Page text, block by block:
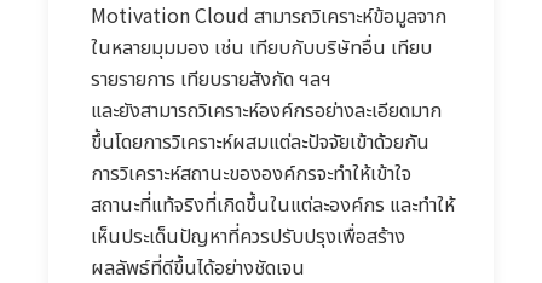
Motivation Cloud สามารถวิเคราะห์ข้อมูลจาก
ในหลายมุมมอง เช่น เทียบกับบริษัทอื่น เทียบ
รายรายการ เทียบรายสังกัด ฯลฯ
และยังสามารถวิเคราะห์องค์กรอย่างละเอียดมาก
ขึ้นโดยการวิเคราะห์ผสมแต่ละปัจจัยเข้าด้วยกัน
การวิเคราะห์สถานะขององค์กรจะทำให้เข้าใจ
สถานะที่แท้จริงที่เกิดขึ้นในแต่ละองค์กร และทำให้
เห็นประเด็นปัญหาที่ควรปรับปรุงเพื่อสร้าง
ผลลัพธ์ที่ดีขึ้นได้อย่างชัดเจน